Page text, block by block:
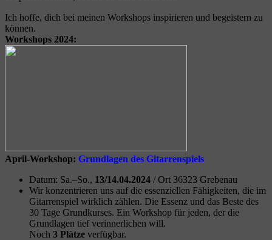
Ich hoffe, dich bei meinen Workshops inspirieren und begeistern zu
können.
Workshops 2024:
April-Workshop: Grundlagen des Gitarrenspiels
Datum: Sa.–So., 13/14.04.2024 / Ort 36323 Grebenau
Wir konzentrieren uns auf die essenziellen Fähigkeiten, die im
Gitarrenspiel wirklich zählen. Die Essenz und das Beste des
30 Tage Grundkurses. Ein Workshop für jeden, der die
Grundlagen tief verinnerlichen will.
Noch 3 Plätze verfügbar.